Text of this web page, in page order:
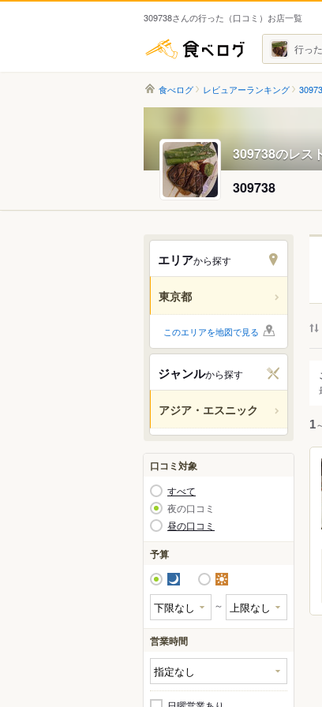
309738さんの行った（口コミ）お店一覧
食べログ 行っ
食べログ レビュアーランキング
309738のレス
309738
エリアから探す
東京都
このエリアを地図で見る
ジャンルから探す
アジア・エスニック
口コミ対象
すべて
夜の口コミ
昼の口コミ
予算
夜 昼
～
営業時間
1